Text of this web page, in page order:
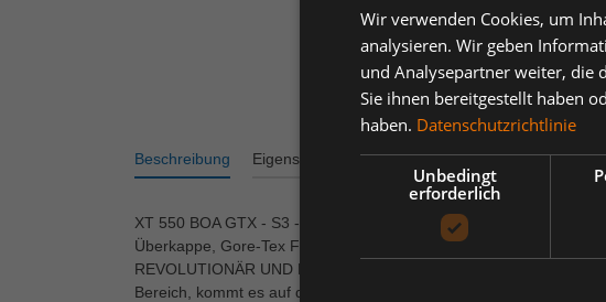
Beschreibung Eigenschaften Varianten Bewertungen
XT 550 BOA GTX - S3 - W10 - Gr.42, SRC, knöchelhoher
Überkappe, Gore-Tex Funktionsfutter, Gore-Tex Extraguard
REVOLUTIONÄR UND MULTIFUNKTIONAL Unebene Böden,
Bereich, kommt es auf die richtige Laufsohle an. Mit dem neuen
Wir verwenden Cookies, um
analysieren. Wir geben
und Analysepartner weiter, die
Sie ihnen bereitgestellt haben
haben. Datenschutzrichtlinie
Unbedingt
erforderlich